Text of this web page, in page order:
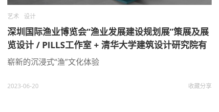
艺术 设计
深圳国际渔业博览会“渔业发展建设规划展”策展及展
览设计 / PILLS工作室 + 清华大学建筑设计研究院有
限公司 + 上海风语筑文化科技股份有限公司
崭新的沉浸式“渔”文化体验
2023-06-20 收藏分享